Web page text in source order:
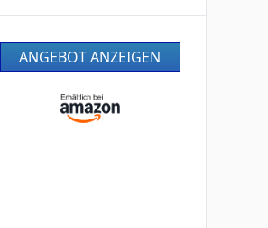
ANGEBOT ANZEIGEN